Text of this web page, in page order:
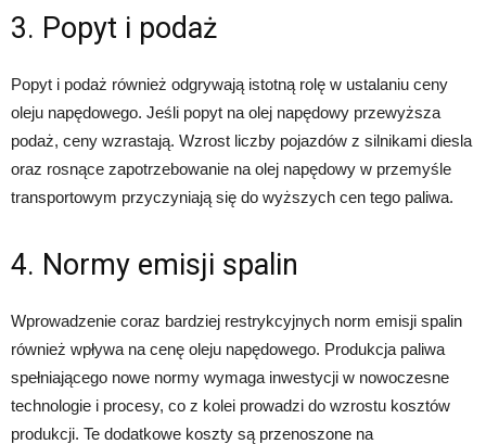
3. Popyt i podaż
Popyt i podaż również odgrywają istotną rolę w ustalaniu ceny
oleju napędowego. Jeśli popyt na olej napędowy przewyższa
podaż, ceny wzrastają. Wzrost liczby pojazdów z silnikami diesla
oraz rosnące zapotrzebowanie na olej napędowy w przemyśle
transportowym przyczyniają się do wyższych cen tego paliwa.
4. Normy emisji spalin
Wprowadzenie coraz bardziej restrykcyjnych norm emisji spalin
również wpływa na cenę oleju napędowego. Produkcja paliwa
spełniającego nowe normy wymaga inwestycji w nowoczesne
technologie i procesy, co z kolei prowadzi do wzrostu kosztów
produkcji. Te dodatkowe koszty są przenoszone na